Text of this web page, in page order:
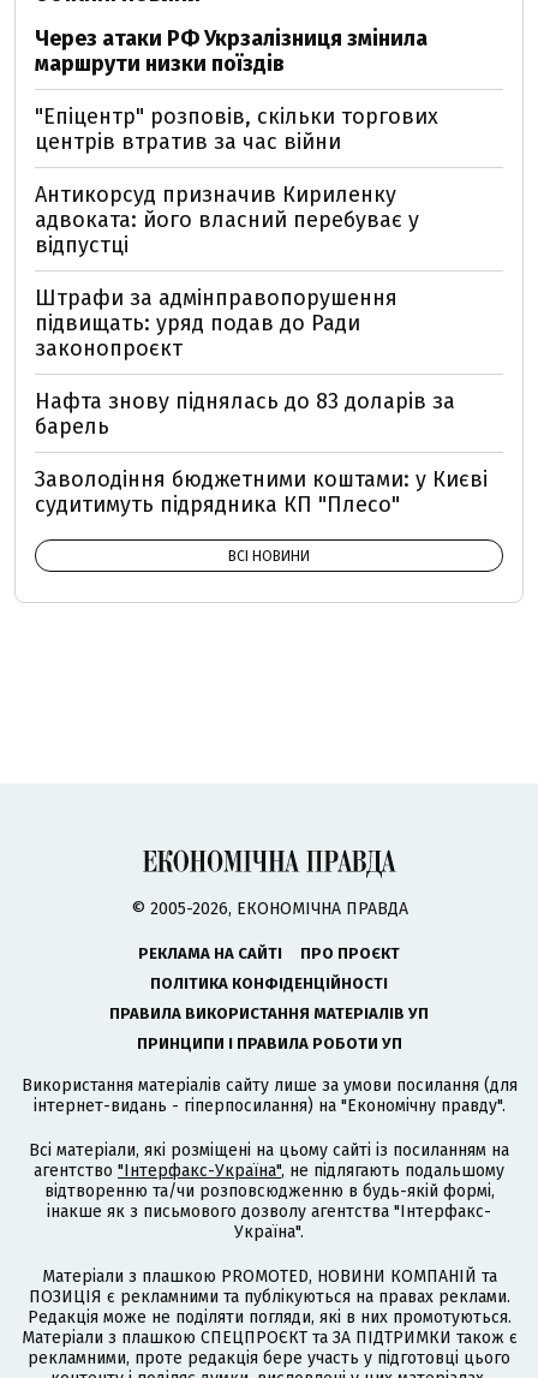
Через атаки РФ Укрзалізниця змінила
маршрути низки поїздів
"Епіцентр" розповів, скільки торгових
центрів втратив за час війни
Антикорсуд призначив Кириленку
адвоката: його власний перебуває у
відпустці
Штрафи за адмінправопорушення
підвищать: уряд подав до Ради
законопроєкт
Нафта знову піднялась до 83 доларів за
барель
Заволодіння бюджетними коштами: у Києві
судитимуть підрядника КП "Плесо"
ВСІ НОВИНИ
© 2005-2026, ЕКОНОМІЧНА ПРАВДА
РЕКЛАМА НА САЙТІ
ПРО ПРОЄКТ
ПОЛІТИКА КОНФІДЕНЦІЙНОСТІ
ПРАВИЛА ВИКОРИСТАННЯ МАТЕРІАЛІВ УП
ПРИНЦИПИ І ПРАВИЛА РОБОТИ УП
Використання матеріалів сайту лише за умови посилання (для
інтернет-видань - гіперпосилання) на "Економічну правду".
Всі матеріали, які розміщені на цьому сайті із посиланням на
агентство "Інтерфакс-Україна", не підлягають подальшому
відтворенню та/чи розповсюдженню в будь-якій формі,
інакше як з письмового дозволу агентства "Інтерфакс-
Україна".
Матеріали з плашкою PROMOTED, НОВИНИ КОМПАНІЙ та
ПОЗИЦІЯ є рекламними та публікуються на правах реклами.
Редакція може не поділяти погляди, які в них промотуються.
Матеріали з плашкою СПЕЦПРОЄКТ та ЗА ПІДТРИМКИ також є
рекламними, проте редакція бере участь у підготовці цього